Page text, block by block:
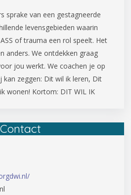
sprake van een gestagneerde
levensgebieden waarin
of trauma een rol speelt. Het
anders. We ontdekken graag
jou werkt. We coachen je op
zeggen: Dit wil ik leren, Dit
wonen! Kortom: DIT WIL IK
Contact